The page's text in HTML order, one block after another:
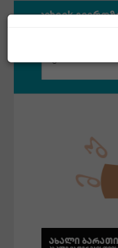
Facebook გვერდზე